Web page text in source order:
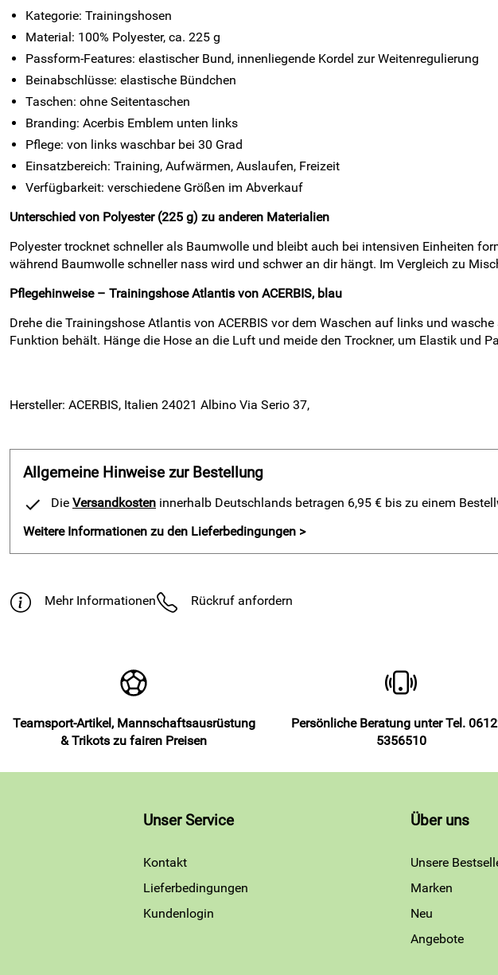
Kategorie: Trainingshosen
Material: 100% Polyester, ca. 225 g
Passform-Features: elastischer Bund, innenliegende Kordel zur Weitenregulierung
Beinabschlüsse: elastische Bündchen
Taschen: ohne Seitentaschen
Branding: Acerbis Emblem unten links
Pflege: von links waschbar bei 30 Grad
Einsatzbereich: Training, Aufwärmen, Auslaufen, Freizeit
Verfügbarkeit: verschiedene Größen im Abverkauf
Unterschied von Polyester (225 g) zu anderen Materialien
Polyester trocknet schneller als Baumwolle und bleibt auch bei intensiven Einheiten
während Baumwolle schneller nass wird und schwer an dir hängt. Im Vergleich zu
Pflegehinweise – Trainingshose Atlantis von ACERBIS, blau
Drehe die Trainingshose Atlantis von ACERBIS vor dem Waschen auf links und
Funktion behält. Hänge die Hose an die Luft und meide den Trockner, um Elastik und
Hersteller: ACERBIS, Italien 24021 Albino Via Serio 37,
Allgemeine Hinweise zur Bestellung
Die Versandkosten innerhalb Deutschlands betragen 6,95 € bis zu einem
Weitere Informationen zu den Lieferbedingungen >
Mehr Informationen Rückruf anfordern
Teamsport-Artikel, Mannschaftsausrüstung
& Trikots zu fairen Preisen
Persönliche Beratung unter Tel.
5356510
Unser Service
Kontakt
Lieferbedingungen
Kundenlogin
Über uns
Unsere
Marken
Neu
Angebote